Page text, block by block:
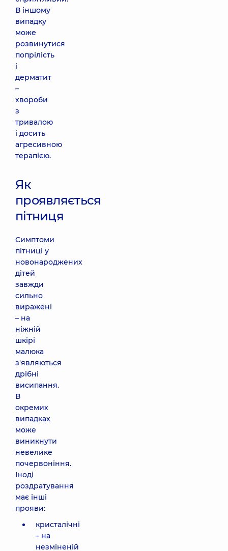
В іншому
випадку
може
розвинутися
попрілість
і
дерматит
–
хвороби
з
тривалою
і досить
агресивною
терапією.
Як
проявляється
пітниця
Симптоми
пітниці у
новонароджених
дітей
завжди
сильно
виражені
– на
ніжній
шкірі
малюка
з'являються
дрібні
висипання.
В
окремих
випадках
може
виникнути
невелике
почервоніння.
Іноді
роздратування
має інші
прояви:
кристалічні
– на
незміненій